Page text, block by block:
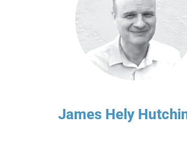
James Hely